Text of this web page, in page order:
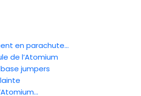
en parachute...
de l’Atomium
jumpers